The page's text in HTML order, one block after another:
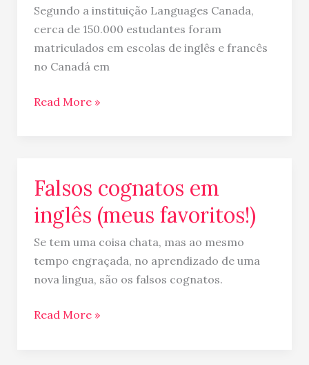
Segundo a instituição Languages Canada,
cerca de 150.000 estudantes foram
matriculados em escolas de inglês e francês
no Canadá em
Read More »
Falsos cognatos em
inglês (meus favoritos!)
Se tem uma coisa chata, mas ao mesmo
tempo engraçada, no aprendizado de uma
nova lingua, são os falsos cognatos.
Falsos
cognatos
em
inglês
(meus
favoritos!)
Read More »